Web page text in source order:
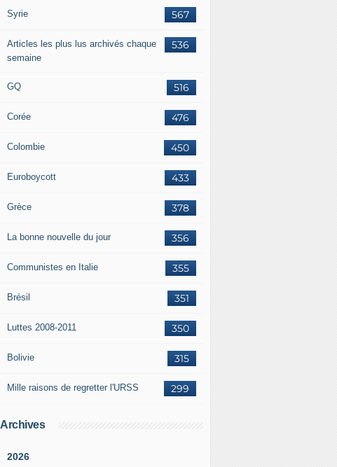
567
Syrie
536
Articles les plus lus archivés chaque
semaine
516
GQ
476
Corée
450
Colombie
433
Euroboycott
378
Grèce
356
La bonne nouvelle du jour
355
Communistes en Italie
351
Brésil
350
Luttes 2008-2011
315
Bolivie
299
Mille raisons de regretter l'URSS
Archives
2026